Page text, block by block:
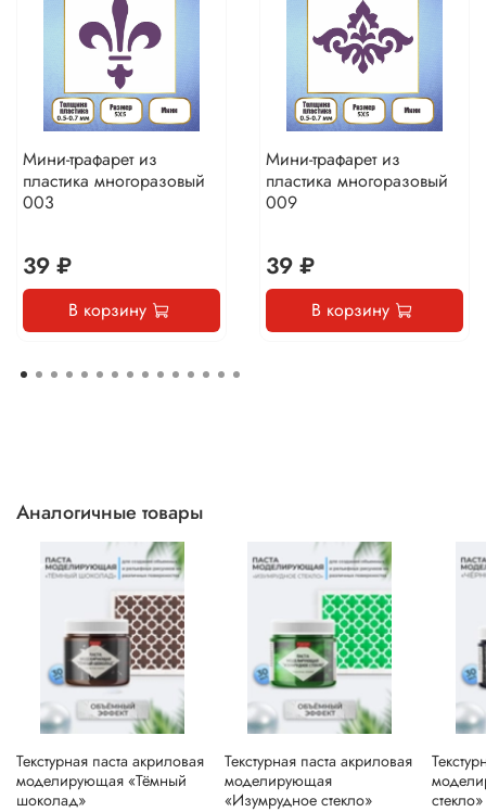
Мини-трафарет из
пластика многоразовый
003
39 ₽
В корзину
Мини-трафарет из
пластика многоразовый
009
39 ₽
В корзину
Аналогичные товары
Текстурная паста акриловая
моделирующая «Тёмный
шоколад»
Текстурная паста акриловая
моделирующая
«Изумрудное стекло»
стекло»